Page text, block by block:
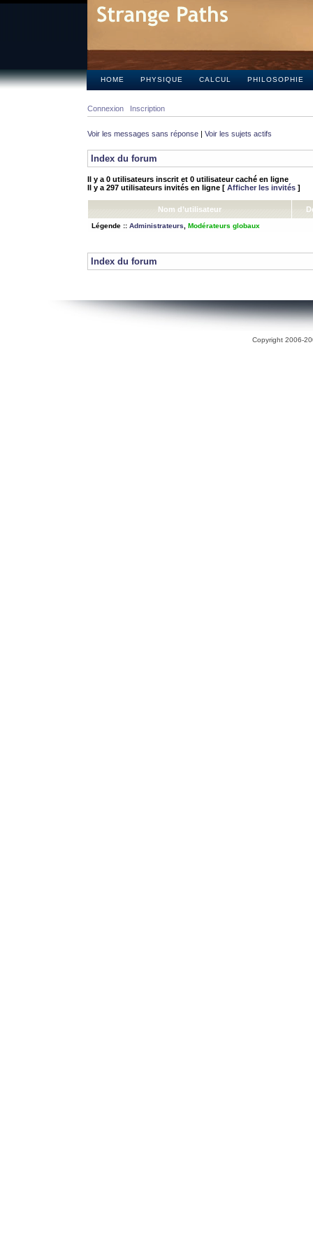
HOME PHYSIQUE CALCUL PHILOSOPHIE
Connexion Inscription
Voir les messages sans réponse | Voir les sujets actifs
Index du forum
Il y a 0 utilisateurs inscrit et 0 utilisateur caché en ligne
Il y a 297 utilisateurs invités en ligne [ Afficher les invités ]
Nom d’utilisateur
Légende :: Administrateurs Modérateurs globaux
Index du forum
Copyright 2006-